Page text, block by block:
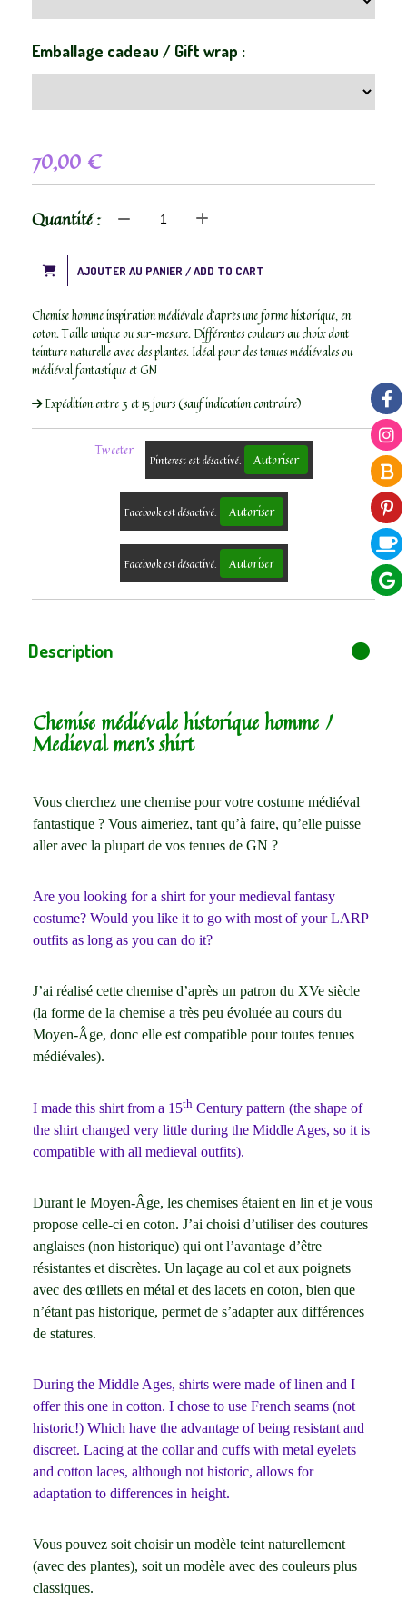
Emballage cadeau / Gift wrap :
70,00 €
Quantité :
AJOUTER AU PANIER / ADD TO CART
Chemise homme inspiration médiévale d’après une forme historique, en
coton. Taille unique ou sur-mesure. Différentes couleurs au choix dont
teinture naturelle avec des plantes. Idéal pour des tenues médiévales ou
médiéval fantastique et GN
Expédition entre 3 et 15 jours (sauf indication contraire)
Tweeter
Pinterest est désactivé. Autoriser
Facebook est désactivé. Autoriser
Facebook est désactivé. Autoriser
Description
Chemise médiévale historique homme /
Medieval men’s shirt
Vous cherchez une chemise pour votre costume médiéval
fantastique ? Vous aimeriez, tant qu’à faire, qu’elle puisse
aller avec la plupart de vos tenues de GN ?
Are you looking for a shirt for your medieval fantasy
costume? Would you like it to go with most of your LARP
outfits as long as you can do it?
J’ai réalisé cette chemise d’après un patron du XVe siècle
(la forme de la chemise a très peu évoluée au cours du
Moyen-Âge, donc elle est compatible pour toutes tenues
médiévales).
I made this shirt from a 15th Century pattern (the shape of
the shirt changed very little during the Middle Ages, so it is
compatible with all medieval outfits).
Durant le Moyen-Âge, les chemises étaient en lin et je vous
propose celle-ci en coton. J’ai choisi d’utiliser des coutures
anglaises (non historique) qui ont l’avantage d’être
résistantes et discrètes. Un laçage au col et aux poignets
avec des œillets en métal et des lacets en coton, bien que
n’étant pas historique, permet de s’adapter aux différences
de statures.
During the Middle Ages, shirts were made of linen and I
offer this one in cotton. I chose to use French seams (not
historic!) Which have the advantage of being resistant and
discreet. Lacing at the collar and cuffs with metal eyelets
and cotton laces, although not historic, allows for
adaptation to differences in height.
Vous pouvez soit choisir un modèle teint naturellement
(avec des plantes), soit un modèle avec des couleurs plus
classiques.